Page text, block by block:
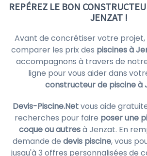
REPÉREZ LE BON
JENZAT !
Avant de concrétiser votre projet,
comparer les prix des piscines à
accompagnons à travers de
ligne pour vous aider dans
constructeur de piscine à
Devis-Piscine.Netvous aide
recherches pour faire poser une
coque ou autresà Jenzat. En
demande de devis piscine, vous
jusqu'à 3 offres personnalisées de